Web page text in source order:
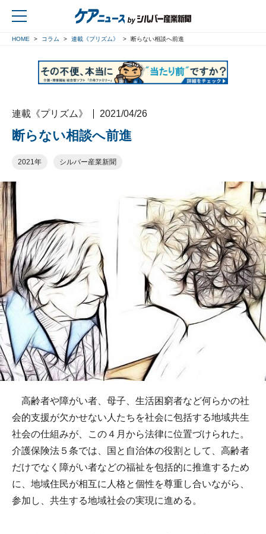
HOME コラム 連載《プリズム》 断らない相談へ前進
連載《プリズム》 2021/04/26
断らない相談へ前進
2021年 シルバー産業新聞
高齢者や障がい者、母子、生活困窮者など何らかの社
会的支援が欠かせない人たちを社会に包括する地域共生
社会の仕組みが、この４月から法律に位置づけられた。
介護保険法５条では、国と自治体の役割として、高齢者
だけでなく障がい者などの福祉を包括的に推進するため
に、地域住民が相互に人格と個性を尊重し合いながら、
参加し、共生する地域社会の実現に進める。